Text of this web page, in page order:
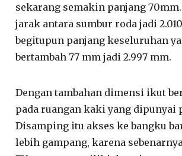
sekarang semakin panjang
jarak antara sumbur roda jadi
begitupun panjang keseluruhan
bertambah 77 mm jadi 2.997 mm.
Dengan tambahan dimensi ikut
pada ruangan kaki yang dipunyai
Disamping itu akses ke bangku
lebih gampang, karena